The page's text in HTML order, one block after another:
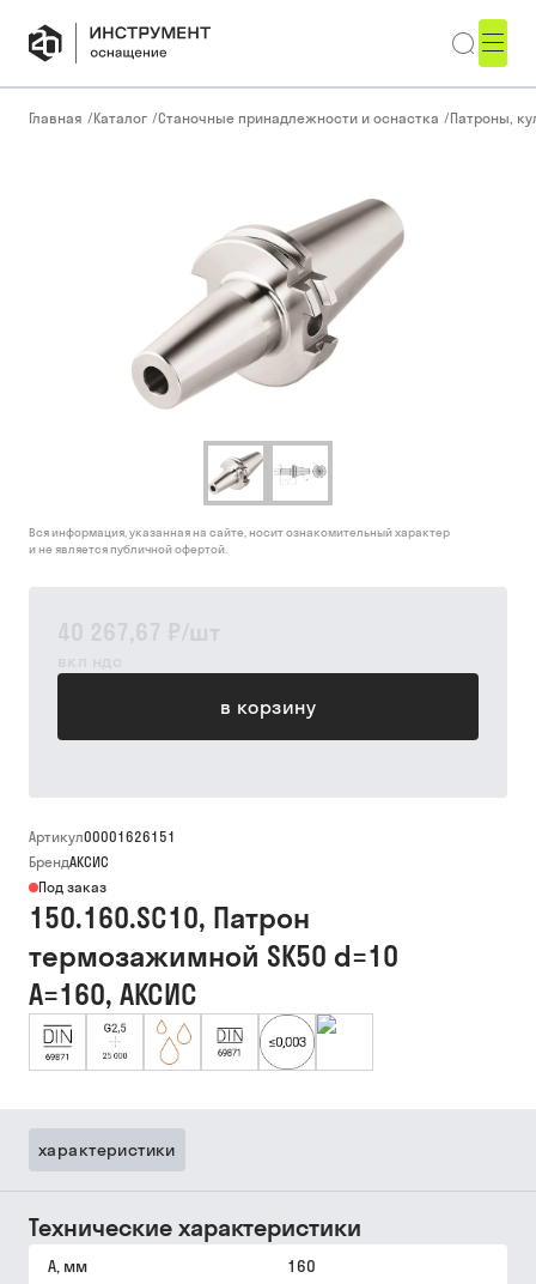
Главная /Каталог /Станочные принадлежности и оснастка /Патроны,
40 267,67 ₽/шт
вкл ндс
в корзину
Вся информация, указанная на сайте, носит ознакомительный характер
и не является публичной офертой.
Артикул00001626151
БрендАКСИС
Под заказ
150.160.SC10, Патрон
термозажимной SK50 d=10
A=160, АКСИС
характеристики
Технические характеристики
A, мм 160